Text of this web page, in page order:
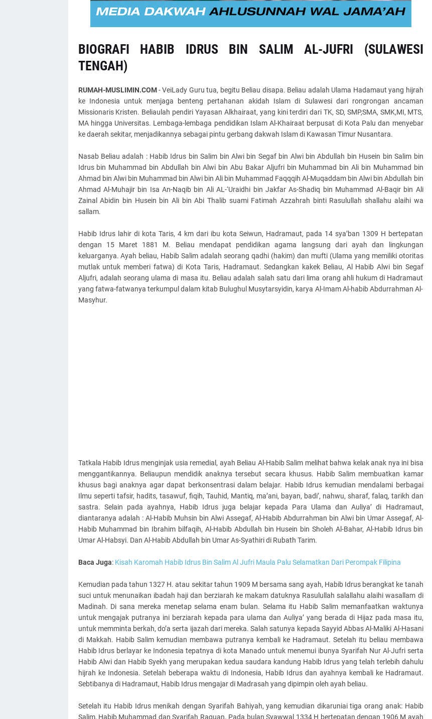
BIOGRAFI HABIB IDRUS BIN SALIM AL-JUFRI (SULAWESI
TENGAH)
RUMAH-MUSLIMIN.COM- VeiLady Guru tua, begitu Beliau disapa. Beliau adalah Ulama Hadamaut yang hijrah
ke Indonesia untuk menjaga benteng pertahanan akidah Islam di Sulawesi dari rongrongan ancaman
Missionaris Kristen. Beliaulah pendiri Yayasan Alkhairaat, yang kini terdiri dari TK, SD, SMP,SMA, SMK,MI, MTS,
MA hingga Universitas. Lembaga-lembaga pendidikan Islam Al-Khairaat berpusat di Kota Palu dan menyebar
ke daerah sekitar, menjadikannya sebagai pintu gerbang dakwah Islam di Kawasan Timur Nusantara.
Nasab Beliau adalah : Habib Idrus bin Salim bin Alwi bin Segaf bin Alwi bin Abdullah bin Husein bin Salim bin
Idrus bin Muhammad bin Abdullah bin Alwi bin Abu Bakar Aljufri bin Muhammad bin Ali bin Muhammad bin
Ahmad bin Alwi bin Muhammad bin Alwi bin Ali bin Muhammad Faqqqih Al-Muqaddam bin Alwi bin Abdullah bin
Ahmad Al-Muhajir bin Isa An-Naqib bin Ali AL-‘Uraidhi bin Jakfar As-Shadiq bin Muhammad Al-Baqir bin Ali
Zainal Abidin bin Husein bin Ali bin Abi Thalib suami Fatimah Azzahrah binti Rasulullah shallahu alaihi wa
sallam.
Habib Idrus lahir di kota Taris, 4 km dari ibu kota Seiwun, Hadramaut, pada 14 sya’ban 1309 H bertepatan
dengan 15 Maret 1881 M. Beliau mendapat pendidikan agama langsung dari ayah dan lingkungan
keluarganya. Ayah beliau, Habib Salim adalah seorang qadhi (hakim) dan mufti (Ulama yang memiliki otoritas
mutlak untuk memberi fatwa) di Kota Taris, Hadramaut. Sedangkan kakek Beliau, Al Habib Alwi bin Segaf
Aljufri, adalah seorang ulama di masa itu. Beliau adalah salah satu dari lima orang ahli hukum di Hadramaut
yang fatwa-fatwanya terkumpul dalam kitab Bulughul Musytarsyidin, karya Al-Imam Al-habib Abdurrahman Al-
Masyhur.
Tatkala Habib Idrus menginjak usia remedial, ayah Beliau Al-Habib Salim melihat bahwa kelak anak nya ini bisa
menggantikannya. Beliaupun mendidik anaknya tersebut secara khusus. Habib Salim membuatkan kamar
khusus bagi anaknya agar dapat berkonsentrasi dalam belajar. Habib Idrus kemudian mendalami berbagai
Ilmu seperti tafsir, hadits, tasawuf, fiqih, Tauhid, Mantiq, ma’ani, bayan, badi’, nahwu, sharaf, falaq, tarikh dan
sastra. Selain pada ayahnya, Habib Idrus juga belajar kepada Para Ulama dan Auliya’ di Hadramaut,
diantaranya adalah : Al-Habib Muhsin bin Alwi Assegaf, Al-Habib Abdurrahman bin Alwi bin Umar Assegaf, Al-
Habib Muhammad bin Ibrahim bilfaqih, Al-Habib Abdullah bin Husein bin Sholeh Al-Bahar, Al-Habib Idrus bin
Umar Al-Habsyi. Dan Al-Habib Abdullah bin Umar As-Syathiri di Rubath Tarim.
Baca Juga: Kisah Karomah Habib Idrus Bin Salim Al Jufri Maula Palu Selamatkan Dari Perompak Filipina
Kemudian pada tahun 1327 H. atau sekitar tahun 1909 M bersama sang ayah, Habib Idrus berangkat ke tanah
suci untuk menunaikan ibadah haji dan berziarah ke makam datuknya Rasulullah salallahu alaihi wasallam di
Madinah. Di sana mereka menetap selama enam bulan. Selama itu Habib Salim memanfaatkan waktunya
untuk mengajak putranya ini berziarah kepada para ulama dan Auliya’ yang berada di Hijaz pada masa itu,
untuk memminta berkah, do’a serta ijazah dari mereka. Salah satunya kepada Sayyid Abbas Al-Maliki Al-Hasani
di Makkah. Habib Salim kemudian membawa putranya kembali ke Hadramaut. Setelah itu beliau membawa
Habib Idrus berlayar ke Indonesia tepatnya di kota Manado untuk menemui ibunya Syarifah Nur Al-Jufri serta
Habib Alwi dan Habib Syekh yang merupakan kedua saudara kandung Habib Idrus yang telah terlebih dahulu
hijrah ke Indonesia. Setelah beberapa waktu di Indonesia, Habib Idrus dan ayahnya kembali ke Hadramaut.
Sebtibanya di Hadramaut, Habib Idrus mengajar di Madrasah yang dipimpin oleh ayah beliau.
Setelah itu Habib Idrus menikah dengan Syarifah Bahiyah, yang kemudian dikaruniai tiga orang anak: Habib
Salim, Habib Muhammad dan Syarifah Raguan. Pada bulan Syawwal 1334 H bertepatan dengan 1906 M ayah